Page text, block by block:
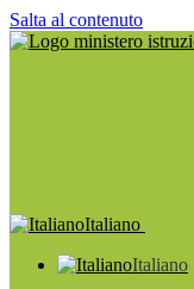
Salta al contenuto
Italiano
Italiano